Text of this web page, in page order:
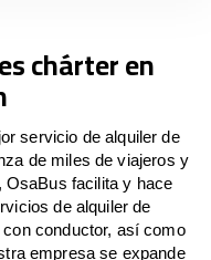
chárter en
servicio de alquiler de
de miles de viajeros y
OsaBus facilita y hace
de alquiler de
conductor, así como
empresa se expande